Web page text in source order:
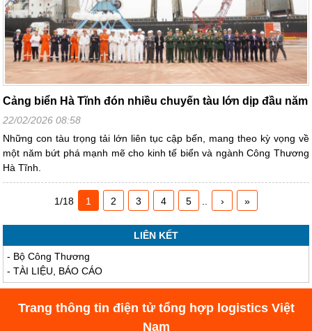
Cảng biển Hà Tĩnh đón nhiều chuyến tàu lớn dịp đầu năm
22/02/2026 08:58
Những con tàu trọng tải lớn liên tục cập bến, mang theo kỳ vọng về
một năm bứt phá mạnh mẽ cho kinh tế biển và ngành Công Thương
Hà Tĩnh.
1/18 1 2 3 4 5 › »
LIÊN KẾT
- Bộ Công Thương
-TÀI LIỆU, BÁO CÁO
Trang thông tin điện tử tổng hợp logistics Việt
Nam